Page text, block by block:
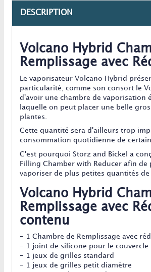
DESCRIPTION
Volcano Hybrid
Remplissage avec
Le vaporisateur Volcano Hybrid
particularité, comme son consort le
d'avoir une chambre de vaporisation
laquelle on peut placer une belle
plantes.
Cette quantité sera d'ailleurs trop
consommation quotidienne de
C'est pourquoi Storz and Bickel a
Filling Chamber with Reducer afin de
vaporiser de plus petites quantités de
Volcano Hybrid
Remplissage avec
contenu
- 1 Chambre de Remplissage avec
- 1 joint de silicone pour le couvercle
- 1 jeux de grilles standard
- 1 jeux de grilles petit diamètre